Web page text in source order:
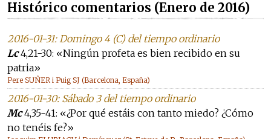
Histórico comentarios (Enero de 2016)
2016-01-31: Domingo 4 (C) del tiempo ordinario
Lc4,21-30: «Ningún profeta es bien recibido en su
patria»
Pere SUÑER i Puig SJ (Barcelona, España)
2016-01-30: Sábado 3 del tiempo ordinario
Mc4,35-41: «¿Por qué estáis con tanto miedo? ¿Cómo
no tenéis fe?»